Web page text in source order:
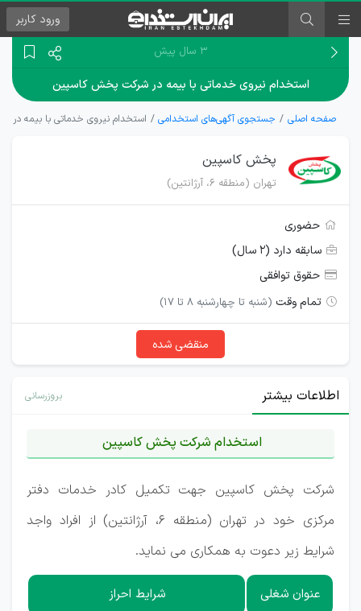
ورود کاربر
۳ سال پیش
استخدام نیروی خدماتی با بیمه در شرکت پخش کاسپین
صفحه اصلی جستجوی آگهی‌های استخدامی استخدام نیروی خدماتی با بیمه
پخش کاسپین
تهران (منطقه ۶، آرژانتین)
حضوری
سابقه دارد (۲ سال)
حقوق توافقی
تمام وقت (شنبه تا چهارشنبه 8 تا 17)
منقضی شده
اطلاعات بیشتر بروزرسانی
استخدام شرکت پخش کاسپین
شرکت پخش کاسپین جهت تکمیل کادر خدمات دفتر
مرکزی خود در تهران (منطقه ۶، آرژانتین) از افراد واجد
شرایط زیر دعوت به همکاری می نماید.
عنوان شغلی شرایط احراز